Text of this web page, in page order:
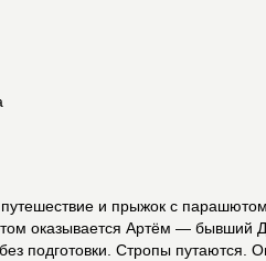
и прыжок с
оказывается Артём — бывший
подготовки. Стропы